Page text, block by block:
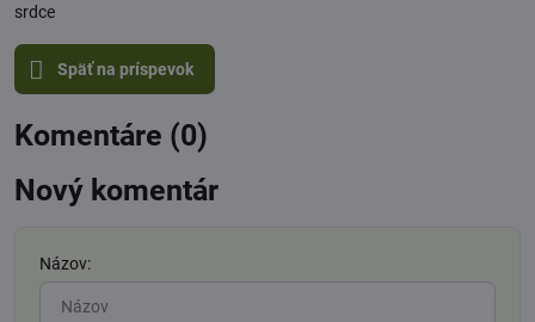
srdce
Späť na príspevok
Komentáre (0)
Nový komentár
Názov: